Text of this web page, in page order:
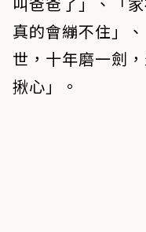
真的會繃不住」
世，十年磨一劍
揪心」。